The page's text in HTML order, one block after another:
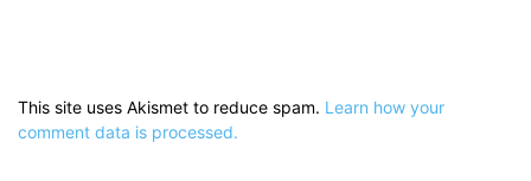
This site uses Akismet to reduce spam. Learn how your
comment data is processed.